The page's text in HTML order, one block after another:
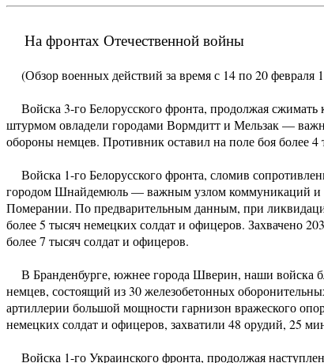
На фронтах Отечественной войны
(Обзор военных действий за время с 14 по 20 февраля
Войска 3-го Белорусского фронта, продолжая
штурмом овладели городами Вормдитт и Мельзак —
обороны немцев. Противник оставил на поле боя более
Войска 1-го Белорусского фронта, сломив
городом Шнайдемюль — важным узлом коммуникаций и
Померании. По предварительным данным, при
более 5 тысяч немецких солдат и офицеров. Захвачено
более 7 тысяч солдат и офицеров.
В Бранденбурге, южнее города Шверин, наши войска
немцев, состоящий из 30 железобетонных
артиллерии большой мощности гарнизон вражеского
немецких солдат и офицеров, захватили 48 орудий, 25
Войска 1-го Украинского фронта, продолжая